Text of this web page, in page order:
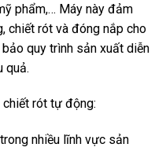
phẩm,… Máy này đảm
chiết rót và đóng nắp cho
quy trình sản xuất diễn
quả.
rót tự động:
nhiều lĩnh vực sản